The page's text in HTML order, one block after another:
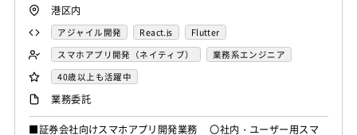
港区内
アジャイル開発 React.js
Flutter
スマホアプリ開発（ネイティブ）
業務系エンジニア
40歳以上も活躍中
業務委託
■証券会社向けスマホアプリ開発業務 〇社内・ユーザー用スマ